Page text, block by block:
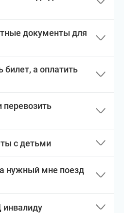
документы для
билет, а оплатить
перевозить
с детьми
нужный мне поезд